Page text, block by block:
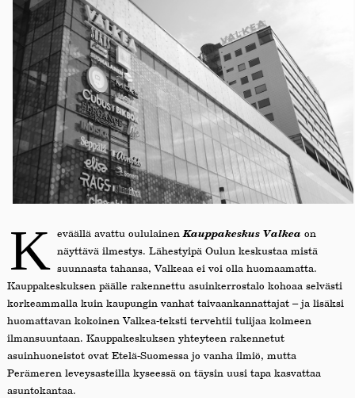
K eväällä avattu oululainenKauppakeskus Valkea on
näyttävä ilmestys. Lähestyipä Oulun keskustaa mistä
suunnasta tahansa, Valkeaa ei voi olla huomaamatta.
Kauppakeskuksen päälle rakennettu asuinkerrostalo kohoaa selvästi
korkeammalla kuin kaupungin vanhat taivaankannattajat – ja lisäksi
huomattavan kokoinen Valkea-teksti tervehtii tulijaa kolmeen
ilmansuuntaan. Kauppakeskuksen yhteyteen rakennetut
asuinhuoneistot ovat Etelä-Suomessa jo vanha ilmiö, mutta
Perämeren leveysasteilla kyseessä on täysin uusi tapa kasvattaa
asuntokantaa.